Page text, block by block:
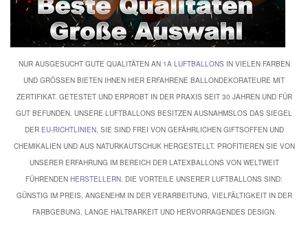
NUR AUSGESUCHT GUTE QUALITÄTEN AN 1A LUFTBALLONSIN VIELEN FARBEN
UND GRÖSSEN BIETEN IHNEN HIER ERFAHRENE BALLONDEKORATEURE MIT Z
ERTIFIKAT. GETESTET UND ERPROBT IN DER PRAXIS SEIT 30 JAHREN UND FÜR G
UT BEFUNDEN. UNSERE LUFTBALLONS BESITZEN AUSNAHMSLOS DAS SIEGEL D
ER EU-RICHTLINIEN, SIE SIND FREI VON GEFÄHRLICHEN GIFTSOFFEN UND
CHEMIKALIEN UND AUS NATURKAUTSCHUK HERGESTELLT. PROFITIEREN SIE VON
UNSERER ERFAHRUNG IM BEREICH DER LATEXBALLONS VON WELTWEIT
FÜHRENDEN HERSTELLERN. DIE VORTEILE UNSERER LUFTBALLONS SIND:
GÜNSTIG IM PREIS, ANGENEHM IN DER VERARBEITUNG, VIELFÄLTIGKEIT IN DER
FARBGEBUNG, LANGE HALTBARKEIT UND HERVORRAGENDES DESIGN.